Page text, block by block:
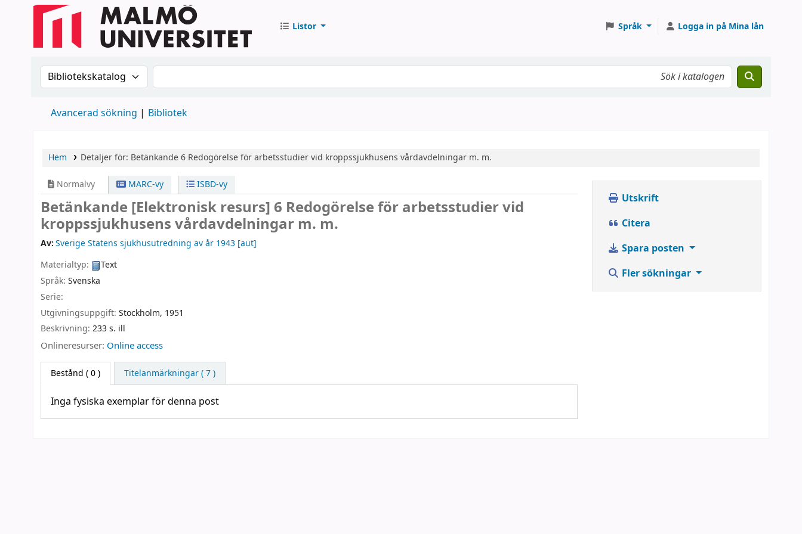
Listor Språk Logga in på Mina lån
Sök i katalogen efter:Sök i katalogen
Avancerad sökning Bibliotek
Hem Detaljer för: Betänkande6 Redogörelse för arbetsstudier vid kroppssjukhusens vårdavdelningar m. m.
Normalvy MARC-vy ISBD-vy
Betänkande [Elektronisk resurs] 6 Redogörelse för arbetsstudier vid
kroppssjukhusens vårdavdelningar m. m.
Av:Sverige Statens sjukhusutredning av år 1943 [aut]
Materialtyp:
Text
Språk: Svenska
Serie:
Utgivningsuppgift: Stockholm, 1951
Beskrivning: 233 s. ill
Onlineresurser: Online access
Bestånd ( 0 ) Titelanmärkningar ( 7 )
Inga fysiska exemplar för denna post
Utskrift
Citera
Spara posten
Fler sökningar